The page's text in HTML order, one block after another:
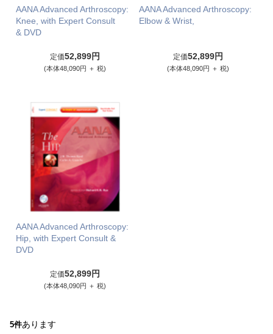
AANA Advanced Arthroscopy:
Knee, with Expert Consult
& DVD
定価52,899円
(本体48,090円 ＋ 税)
AANA Advanced Arthroscopy:
Elbow & Wrist,
定価52,899円
(本体48,090円 ＋ 税)
AANA Advanced Arthroscopy:
Hip, with Expert Consult &
DVD
定価52,899円
(本体48,090円 ＋ 税)
5件あります